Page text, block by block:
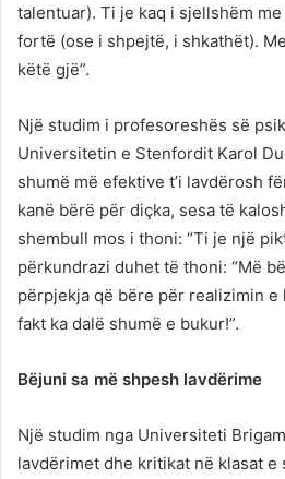
talentuar). Ti je kaq i sjellshëm
fortë (ose i shpejtë, i shkathët).
këtë gjë”.
Një studim i profesoreshës së
Universitetin e Stenfordit Karol
shumë më efektive t’i lavdërosh
kanë bërë për diçka, sesa të
shembull mos i thoni: “Ti je një
përkundrazi duhet të thoni: “Më
përpjekja që bëre për realizimin e
fakt ka dalë shumë e bukur!”.
Bëjuni sa më shpesh lavdërime
Një studim nga Universiteti
lavdërimet dhe kritikat në klasat e